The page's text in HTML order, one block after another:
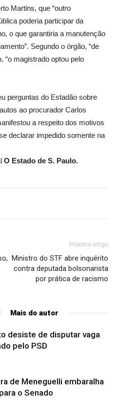
Martins, que “outro
poderia participar da
o que garantiria a manutenção
Segundo o órgão, “de
“o magistrado optou pelo
perguntas do Estadão sobre
ao procurador Carlos
a respeito dos motivos
declarar impedido somente na
O Estado de S. Paulo.
Próximo artigo
Ministro do STF abre inquérito
contra deputada bolsonarista
por prática de racismo
Mais do autor
desiste de disputar vaga
pelo PSD
de Meneguelli embaralha
o Senado